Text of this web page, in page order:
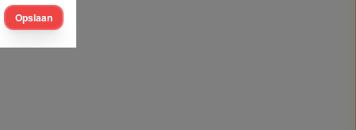
Opslaan